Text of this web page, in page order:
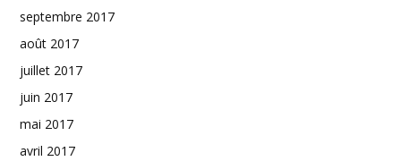
septembre 2017
août 2017
juillet 2017
juin 2017
mai 2017
avril 2017